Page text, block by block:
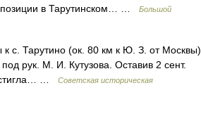
позиции в Тарутинском… …
Большой
с. Тарутино (ок. 80 км к Ю. З. от Москвы)
рук. М. И. Кутузова. Оставив 2 сент.
…
Советская историческая